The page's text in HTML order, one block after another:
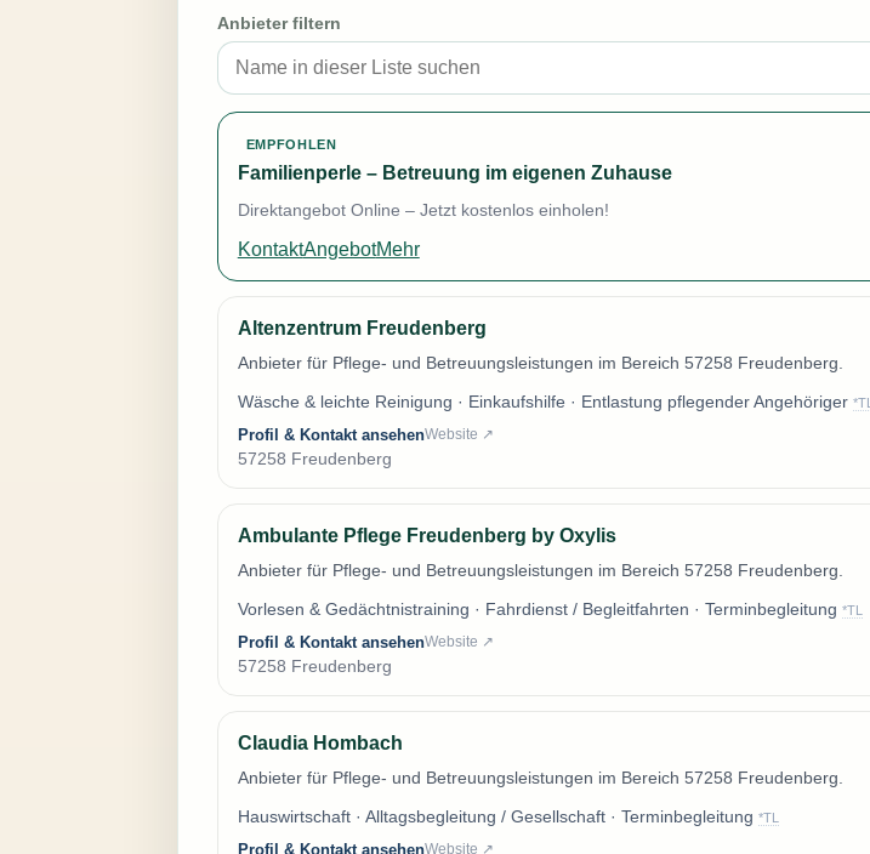
Anbieter filtern
EMPFOHLEN
Familienperle – Betreuung im eigenen Zuhause
Direktangebot Online – Jetzt kostenlos einholen!
KontaktAngebotMehr
Altenzentrum Freudenberg
Anbieter für Pflege- und Betreuungsleistungen im Bereich 57258 Freudenberg.
Wäsche & leichte Reinigung · Einkaufshilfe · Entlastung pflegender Angehöriger *TL
Profil & Kontakt ansehenWebsite ↗
57258 Freudenberg
Ambulante Pflege Freudenberg by Oxylis
Anbieter für Pflege- und Betreuungsleistungen im Bereich 57258 Freudenberg.
Vorlesen & Gedächtnistraining · Fahrdienst / Begleitfahrten · Terminbegleitung *TL
Profil & Kontakt ansehenWebsite ↗
57258 Freudenberg
Claudia Hombach
Anbieter für Pflege- und Betreuungsleistungen im Bereich 57258 Freudenberg.
Hauswirtschaft · Alltagsbegleitung / Gesellschaft · Terminbegleitung *TL
Profil & Kontakt ansehenWebsite ↗